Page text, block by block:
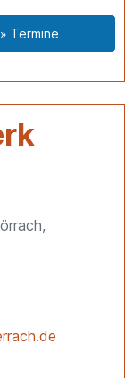
» Termine